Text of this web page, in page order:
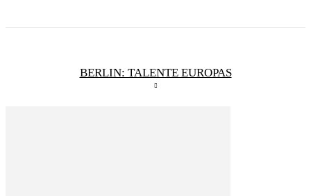
BERLIN: TALENTE EUROPAS